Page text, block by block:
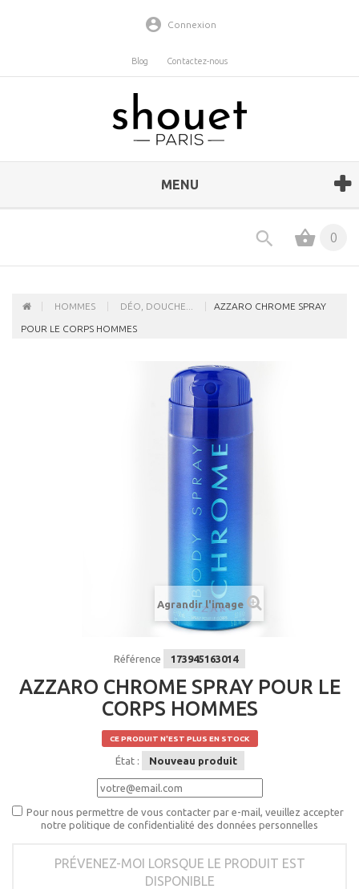
Connexion
Blog Contactez-nous
MENU
0
HOMMES DÉO, DOUCHE... AZZARO CHROME SPRAY
POUR LE CORPS HOMMES
Agrandir l'image
Référence 173945163014
AZZARO CHROME SPRAY POUR LE
CORPS HOMMES
CE PRODUIT N'EST PLUS EN STOCK
État : Nouveau produit
Pour nous permettre de vous contacter par e-mail, veuillez accepter
notre politique de confidentialité des données personnelles
PRÉVENEZ-MOI LORSQUE LE PRODUIT EST
DISPONIBLE